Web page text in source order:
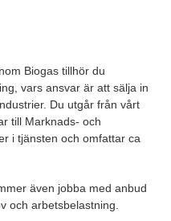
Biogas tillhör du
vars ansvar är att sälja in
Du utgår från vårt
till Marknads- och
i tjänsten och omfattar ca
även jobba med anbud
och arbetsbelastning.